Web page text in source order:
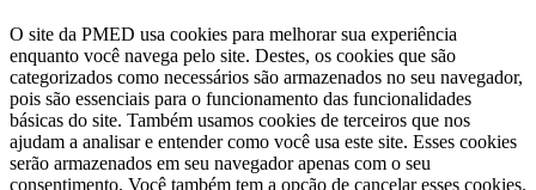
O site da PMED usa cookies para melhorar sua experiência
enquanto você navega pelo site. Destes, os cookies que são
categorizados como necessários são armazenados no seu navegador,
pois são essenciais para o funcionamento das funcionalidades
básicas do site. Também usamos cookies de terceiros que nos
ajudam a analisar e entender como você usa este site. Esses cookies
serão armazenados em seu navegador apenas com o seu
consentimento. Você também tem a opção de cancelar esses cookies.